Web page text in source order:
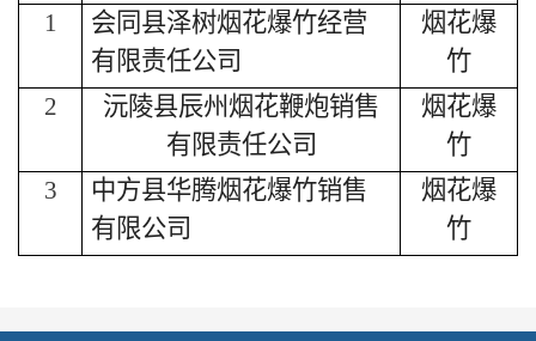
1
会同县泽树烟花爆竹经营
有限责任公司
烟花爆
竹
2
沅陵县辰州烟花鞭炮销售
有限责任公司
烟花爆
竹
3
中方县华腾烟花爆竹销售
有限公司
烟花爆
竹